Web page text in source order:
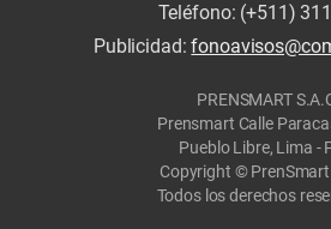
Teléfono: (+511)
Publicidad:
PRENSMART
Prensmart Calle
Pueblo Libre, Lima -
Copyright © PrenSmart
Todos los derechos